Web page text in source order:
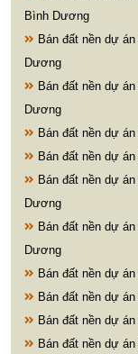
Bình Dương
Bán đất nền dự
Dương
Bán đất nền dự
Dương
Bán đất nền dự
Bán đất nền dự
Bán đất nền dự
Dương
Bán đất nền dự
Dương
Bán đất nền dự
Bán đất nền dự
Bán đất nền dự
Bán đất nền dự